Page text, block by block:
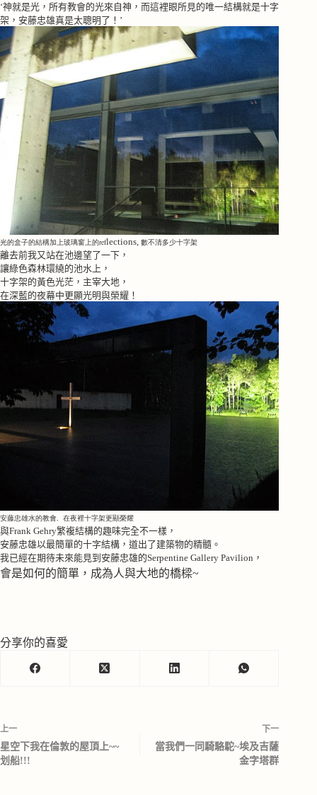
‘神就是光，所有教會的光來自神，而這裡眼所見的唯一結構就是十字
架，安藤忠雄真是太聰明了！’
光的盒子的結構加上玻璃窗上的reflections, 數不清多少十字架
離去前我又站在池邊望了一下，
讓綠色森林環繞的池水上，
十字架的黃色光茫，主宰大地，
在深藍的夜幕中更顯光明與榮耀！
安藤忠雄水的教會, 在夜裡十字架更顯榮耀
與Frank Gehry繁複結構的趣味完全不一樣，
安藤忠雄以最簡單的十字結構，道出了建築物的精髓。
我已經在期待未來能見到安藤忠雄的Serpentine Gallery Pavilion ，
會是如何的簡單，成為人與大地的橋樑~
分享你的喜愛
上一
星空下我在倫敦的屋頂上~~
划船!!!
下一
當我們一同騎駱駝~埃及吉薩
金字塔群